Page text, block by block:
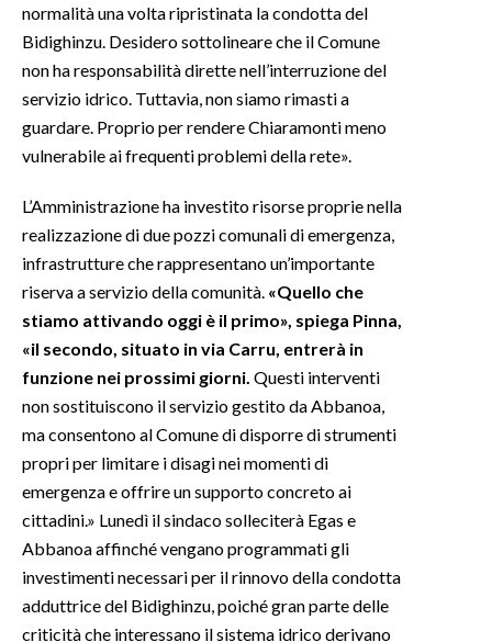
normalità una volta ripristinata la condotta del
Bidighinzu. Desidero sottolineare che il Comune
non ha responsabilità dirette nell’interruzione del
servizio idrico. Tuttavia, non siamo rimasti a
guardare. Proprio per rendere Chiaramonti meno
vulnerabile ai frequenti problemi della rete».
L’Amministrazione ha investito risorse proprie nella
realizzazione di due pozzi comunali di emergenza,
infrastrutture che rappresentano un’importante
riserva a servizio della comunità. «Quello che
stiamo attivando oggi è il primo», spiega Pinna,
«il secondo, situato in via Carru, entrerà in
funzione nei prossimi giorni. Questi interventi
non sostituiscono il servizio gestito da Abbanoa,
ma consentono al Comune di disporre di strumenti
propri per limitare i disagi nei momenti di
emergenza e offrire un supporto concreto ai
cittadini.» Lunedì il sindaco solleciterà Egas e
Abbanoa affinché vengano programmati gli
investimenti necessari per il rinnovo della condotta
adduttrice del Bidighinzu, poiché gran parte delle
criticità che interessano il sistema idrico derivano